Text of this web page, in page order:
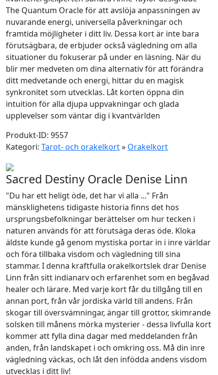
The Quantum Oracle för att avslöja anpassningen av
nuvarande energi, universella påverkningar och
framtida möjligheter i ditt liv. Dessa kort är inte bara
förutsägbara, de erbjuder också vägledning om alla
situationer du fokuserar på under en läsning. När du
blir mer medveten om dina alternativ för att förändra
ditt medvetande och energi, hittar du en magisk
synkronitet som utvecklas. Låt korten öppna din
intuition för alla djupa uppvakningar och glada
upplevelser som väntar dig i kvantvärlden
Produkt-ID: 9557
Kategori: Tarot- och orakelkort» Orakelkort
Sacred Destiny Oracle Denise Linn
"Du har ett heligt öde, det har vi alla ..." Från
mänsklighetens tidigaste historia finns det hos
ursprungsbefolkningar berättelser om hur tecken i
naturen används för att förutsäga deras öde. Kloka
äldste kunde gå genom mystiska portar in i inre världar
och föra tillbaka visdom och vägledning till sina
stammar. I denna kraftfulla orakelkortslek drar Denise
Linn från sitt indianarv och erfarenhet som en begåvad
healer och lärare. Med varje kort får du tillgång till en
annan port, från vår jordiska värld till andens. Från
skogar till översvämningar, ängar till grottor, skimrande
solsken till månens mörka mysterier - dessa livfulla kort
kommer att fylla dina dagar med meddelanden från
anden, från landskapet i och omkring oss. Må din inre
vägledning väckas, och låt den infödda andens visdom
utvecklas i ditt liv!